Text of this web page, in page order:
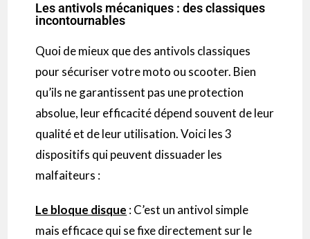
Les antivols mécaniques : des classiques
incontournables
Quoi de mieux que des antivols classiques
pour sécuriser votre moto ou scooter. Bien
qu’ils ne garantissent pas une protection
absolue, leur efficacité dépend souvent de leur
qualité et de leur utilisation. Voici les 3
dispositifs qui peuvent dissuader les
malfaiteurs :
Le bloque disque : C’est un antivol simple
mais efficace qui se fixe directement sur le